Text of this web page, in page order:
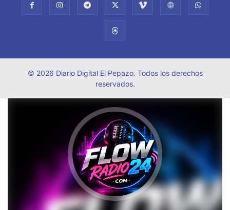
© 2026 Diario Digital El Pepazo. Todos los derechos
reservados.